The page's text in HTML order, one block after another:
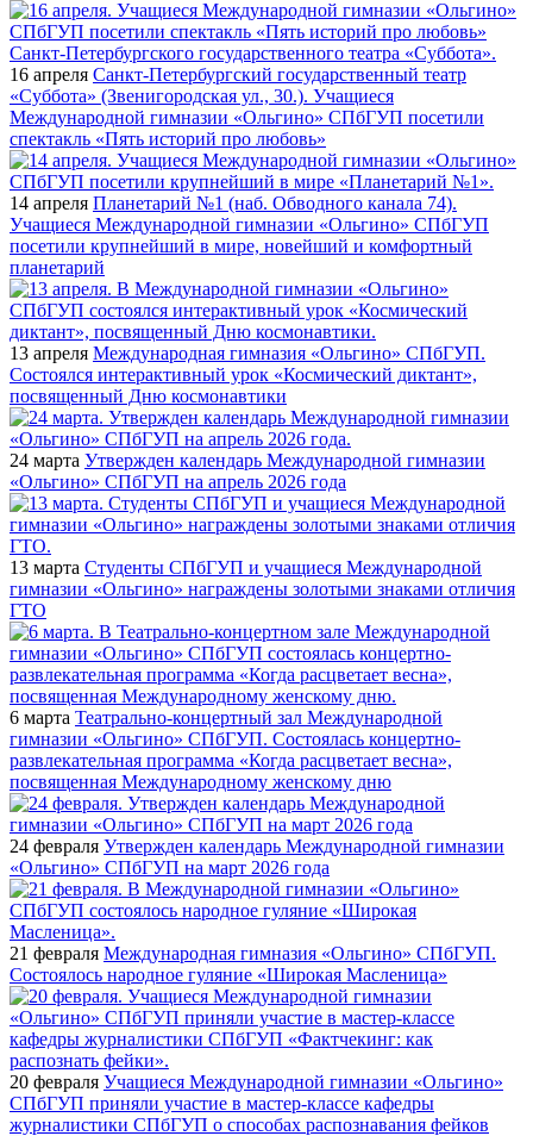
16 апреля Санкт-Петербургский государственный театр
«Суббота» (Звенигородская ул., 30.). Учащиеся
Международной гимназии «Ольгино» СПбГУП посетили
спектакль «Пять историй про любовь»
14 апреля Планетарий №1 (наб. Обводного канала 74).
Учащиеся Международной гимназии «Ольгино» СПбГУП
посетили крупнейший в мире, новейший и комфортный
планетарий
13 апреля Международная гимназия «Ольгино» СПбГУП.
Состоялся интерактивный урок «Космический диктант»,
посвященный Дню космонавтики
24 марта Утвержден календарь Международной гимназии
«Ольгино» СПбГУП на апрель 2026 года
13 марта Студенты СПбГУП и учащиеся Международной
гимназии «Ольгино» награждены золотыми знаками отличия
ГТО
6 марта Театрально-концертный зал Международной
гимназии «Ольгино» СПбГУП. Состоялась концертно-
развлекательная программа «Когда расцветает весна»,
посвященная Международному женскому дню
24 февраля Утвержден календарь Международной гимназии
«Ольгино» СПбГУП на март 2026 года
21 февраля Международная гимназия «Ольгино» СПбГУП.
Состоялось народное гуляние «Широкая Масленица»
20 февраля Учащиеся Международной гимназии «Ольгино»
СПбГУП приняли участие в мастер-классе кафедры
журналистики СПбГУП о способах распознавания фейков